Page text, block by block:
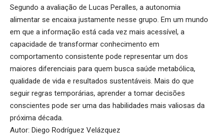
Segundo a avaliação de Lucas Peralles, a autonomia
alimentar se encaixa justamente nesse grupo. Em um mundo
em que a informação está cada vez mais acessível, a
capacidade de transformar conhecimento em
comportamento consistente pode representar um dos
maiores diferenciais para quem busca saúde metabólica,
qualidade de vida e resultados sustentáveis. Mais do que
seguir regras temporárias, aprender a tomar decisões
conscientes pode ser uma das habilidades mais valiosas da
próxima década.
Autor: Diego Rodríguez Velázquez